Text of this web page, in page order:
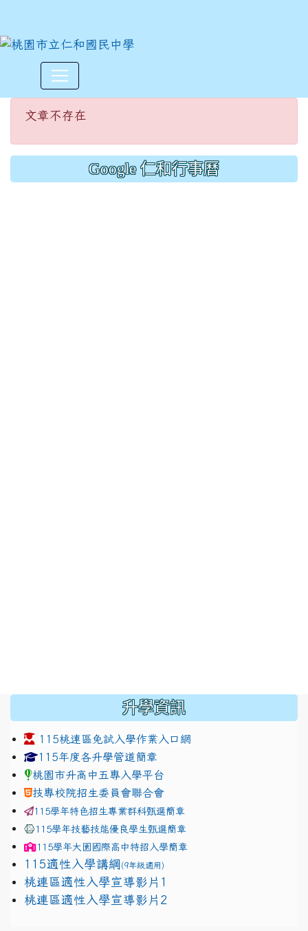
文章不存在
文章不存在
Google 仁和行事曆
升學資訊
115桃連區免試入學作業入口網
link to https://www.jhjhs.tyc.edu.tw/modules/
115年度各升學管道簡章
桃園市升高中五專入學平台
技專校院招生委員會聯合會
115學年特色招生專業群科甄選簡章
115學年技藝技能優良學生甄選簡章
115學年大園國際高中特招入學簡章
115適性入學講綱 (9年級適用)
link to https://docs.google.com/presentation/d/
桃連區適性入學宣導影片1
link to https://docs.google.com/presentation/d/
桃連區適性入學宣導影片2